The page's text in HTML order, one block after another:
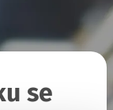
se